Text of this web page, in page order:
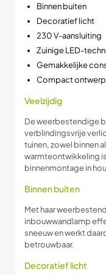
Binnen buiten
Decoratief licht
230 V-aansluiting
Zuinige LED-
Gemakkelijke
Compact ontwerp
Veelzijdig
De weerbestendige
verblindingsvrije
tuinen, zowel binnen
warmteontwikkeling
binnenmontage in
Binnen buiten
Met haar
inbouwwandlamp
sneeuw en werkt
betrouwbaar.
Decoratief licht